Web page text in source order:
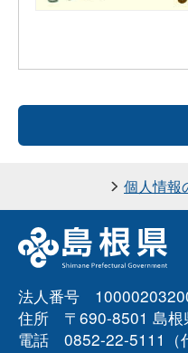
個人情報
法人番号
住所 〒690-8501 島根
電話 0852-22-5111（